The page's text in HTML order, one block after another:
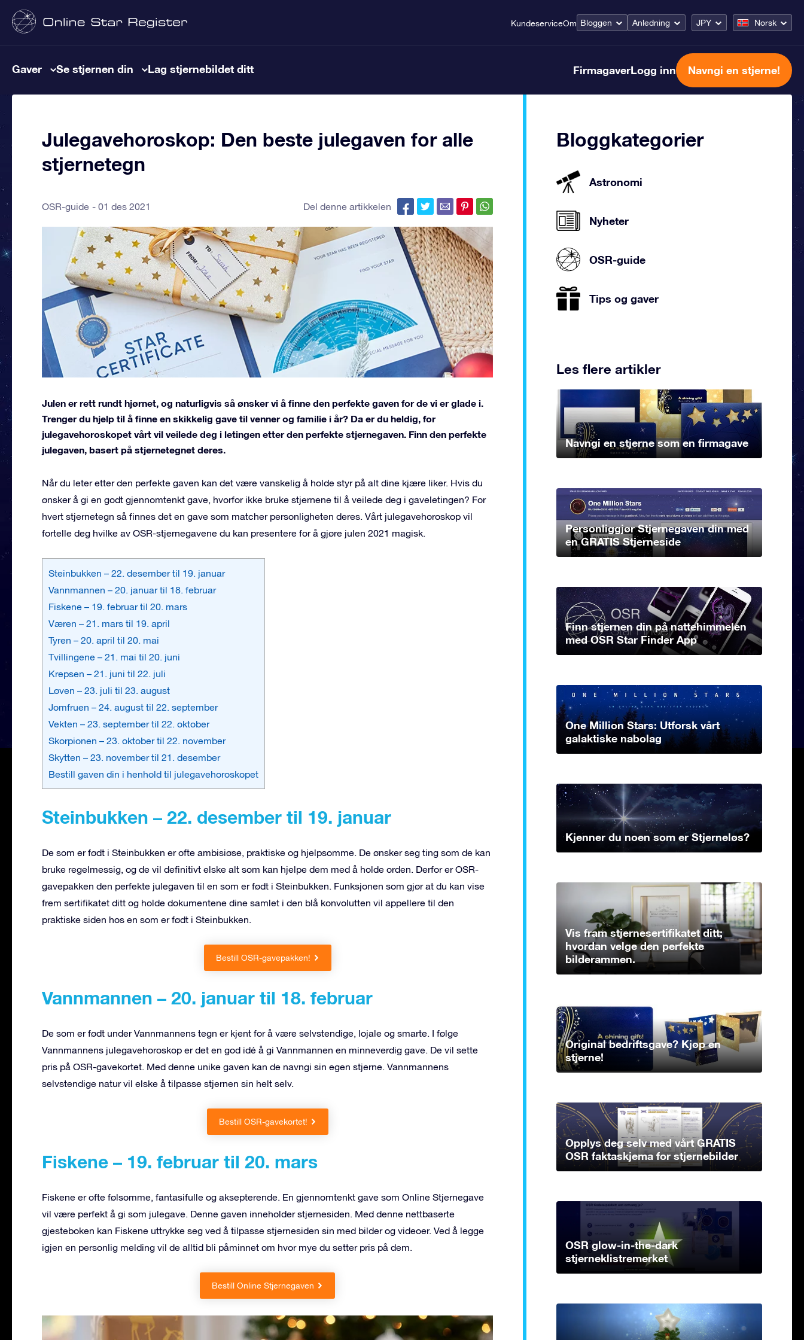
KundeserviceOm Bloggen Anledning JPY Norsk
Gaver Se stjernen din Lag stjernebildet ditt FirmagaverLogg inn Navngi en stjerne!
Julegavehoroskop: Den beste julegaven for alle
stjernetegn
OSR-guide 01 des 2021 Del denne artikkelen
Julen er rett rundt hjørnet, og naturligvis så ønsker vi å finne den perfekte gaven for de vi er glade i.
Trenger du hjelp til å finne en skikkelig gave til venner og familie i år? Da er du heldig, for
julegavehoroskopet vårt vil veilede deg i letingen etter den perfekte stjernegaven. Finn den perfekte
julegaven, basert på stjernetegnet deres.
Når du leter etter den perfekte gaven kan det være vanskelig å holde styr på alt dine kjære liker. Hvis du
ønsker å gi en godt gjennomtenkt gave, hvorfor ikke bruke stjernene til å veilede deg i gaveletingen? For
hvert stjernetegn så finnes det en gave som matcher personligheten deres. Vårt julegavehoroskop vil
fortelle deg hvilke av OSR-stjernegavene du kan presentere for å gjøre julen 2021 magisk.
Steinbukken – 22. desember til 19. januar
Vannmannen – 20. januar til 18. februar
Fiskene – 19. februar til 20. mars
Væren – 21. mars til 19. april
Tyren – 20. april til 20. mai
Tvillingene – 21. mai til 20. juni
Krepsen – 21. juni til 22. juli
Løven – 23. juli til 23. august
Jomfruen – 24. august til 22. september
Vekten – 23. september til 22. oktober
Skorpionen – 23. oktober til 22. november
Skytten – 23. november til 21. desember
Bestill gaven din i henhold til julegavehoroskopet
Steinbukken – 22. desember til 19. januar
De som er født i Steinbukken er ofte ambisiøse, praktiske og hjelpsomme. De ønsker seg ting som de kan
bruke regelmessig, og de vil definitivt elske alt som kan hjelpe dem med å holde orden. Derfor er OSR-
gavepakken den perfekte julegaven til en som er født i Steinbukken. Funksjonen som gjør at du kan vise
frem sertifikatet ditt og holde dokumentene dine samlet i den blå konvolutten vil appellere til den
praktiske siden hos en som er født i Steinbukken.
Bestill OSR-gavepakken!
Vannmannen – 20. januar til 18. februar
De som er født under Vannmannens tegn er kjent for å være selvstendige, lojale og smarte. I følge
Vannmannens julegavehoroskop er det en god idé å gi Vannmannen en minneverdig gave. De vil sette
pris på OSR-gavekortet. Med denne unike gaven kan de navngi sin egen stjerne. Vannmannens
selvstendige natur vil elske å tilpasse stjernen sin helt selv.
Bestill OSR-gavekortet!
Fiskene – 19. februar til 20. mars
Fiskene er ofte følsomme, fantasifulle og aksepterende. En gjennomtenkt gave som Online Stjernegave
vil være perfekt å gi som julegave. Denne gaven inneholder stjernesiden. Med denne nettbaserte
gjesteboken kan Fiskene uttrykke seg ved å tilpasse stjernesiden sin med bilder og videoer. Ved å legge
igjen en personlig melding vil de alltid bli påminnet om hvor mye du setter pris på dem.
Bestill Online Stjernegaven
Bloggkategorier
Astronomi
Nyheter
OSR-guide
Tips og gaver
Les flere artikler
Navngi en stjerne som en firmagave
Personliggjør Stjernegaven din med
en GRATIS Stjerneside
Finn stjernen din på nattehimmelen
med OSR Star Finder App
One Million Stars: Utforsk vårt
galaktiske nabolag
Kjenner du noen som er Stjerneløs?
Vis fram stjernesertifikatet ditt;
hvordan velge den perfekte
bilderammen.
Original bedriftsgave? Kjøp en
stjerne!
Opplys deg selv med vårt GRATIS
OSR faktaskjema for stjernebilder
OSR glow-in-the-dark
stjerneklistremerket